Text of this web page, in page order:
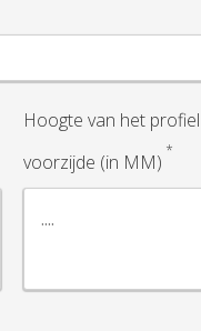
Hoogte van het
voorzijde (in MM) *